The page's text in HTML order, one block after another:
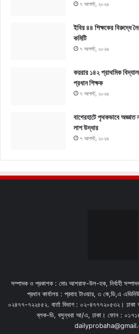
৭ আগস্ট, ২০২৬
ইবির ৪৪ শিক্ষকের বিরুদ্ধে
কমিটি
৭ আগস্ট, ২০২৬
কয়রার ১৪২ প্রাথমিক
প্রধান শিক্ষক
৭ আগস্ট, ২০২৬
বাগেরহাটে পৃথকভাবে
লাশ উদ্ধার
৭ আগস্ট, ২০২৬
সম্পাদক ও প্রকাশক : মোঃ আশরাফ-উল-হক, নির্বাহী
প্রধান কার্যালয় : প্রবাহ টাওয়ার, ৩ কে,ডি,এ
০২৪৭৭-৭২২৫৫২. বার্তা বিভাগ : ০২-৪৭৭৭২০৫৩২।
ব্লক-ডি, বসুন্ধরা আ/এ, ঢাকা। ফোন :